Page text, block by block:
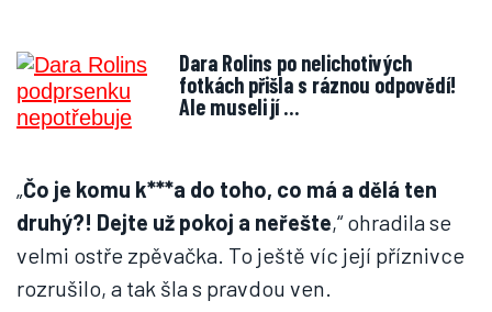
Dara Rolins po nelichotivých
fotkách přišla s ráznou odpovědí!
Ale museli jí …
„Čo je komu k***a do toho, co má a dělá ten
druhý?! Dejte už pokoj a neřešte,“ ohradila se
velmi ostře zpěvačka. To ještě víc její příznivce
rozrušilo, a tak šla s pravdou ven.